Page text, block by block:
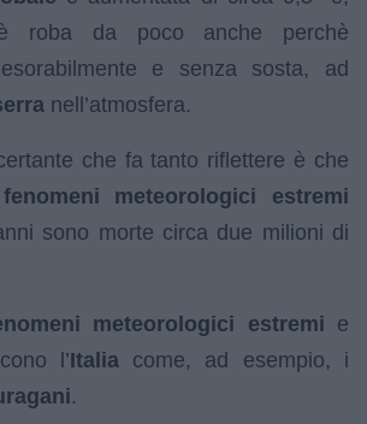
roba da poco anche perchè
e senza sosta, ad
nell’atmosfera.
che fa tanto riflettere è che
fenomeni meteorologici estremi
sono morte circa due milioni di
meteorologici estremi e
l’Italiacome, ad esempio, i
.